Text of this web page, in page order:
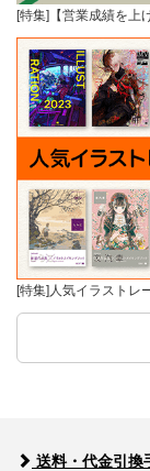
[特集]【営業成績を上
[特集]人気イラストレ
送料・代金引換